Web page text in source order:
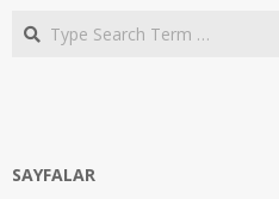
Search
SAYFALAR